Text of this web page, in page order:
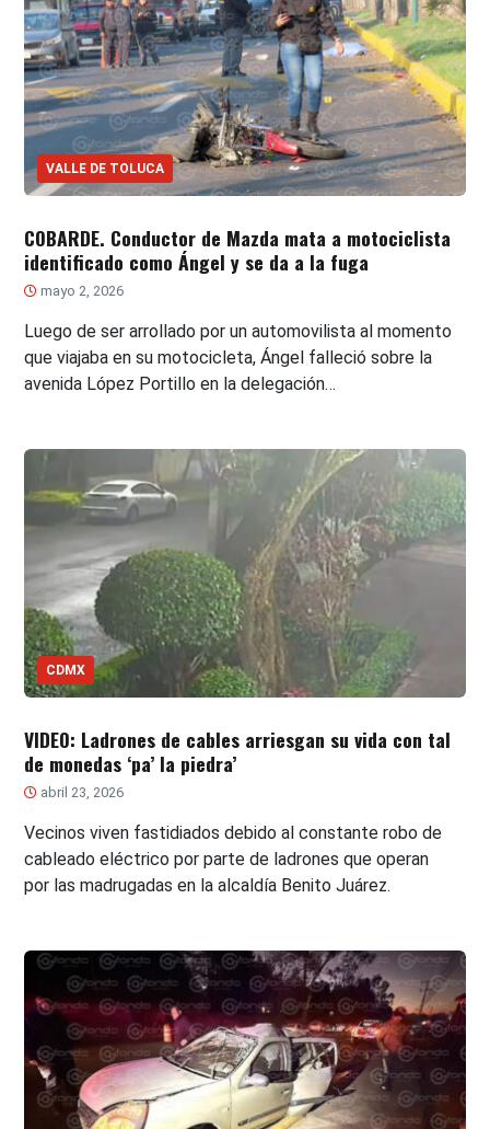
VALLE DE TOLUCA
COBARDE. Conductor de Mazda mata a motociclista
identificado como Ángel y se da a la fuga
mayo 2, 2026
Luego de ser arrollado por un automovilista al momento
que viajaba en su motocicleta, Ángel falleció sobre la
avenida López Portillo en la delegación…
CDMX
VIDEO: Ladrones de cables arriesgan su vida con tal
de monedas ‘pa’ la piedra’
abril 23, 2026
Vecinos viven fastidiados debido al constante robo de
cableado eléctrico por parte de ladrones que operan
por las madrugadas en la alcaldía Benito Juárez.